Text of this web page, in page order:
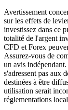
Avertissement
sur les effets de
investissez dans ce
totalité de l'argent
CFD et Forex
Assurez-vous de
un avis
s'adressent pas aux
destinées à être
utilisation serait
réglementations